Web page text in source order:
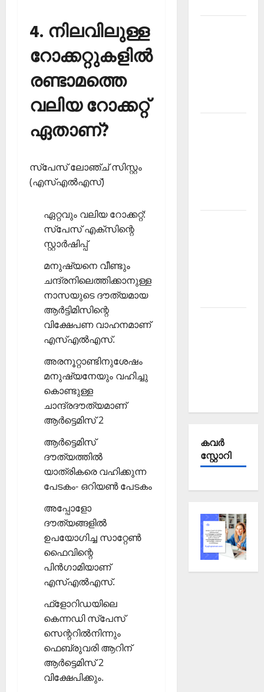
4. നിലവിലുള്ള
റോക്കറ്റുകളില്‍
രണ്ടാമത്തെ
വലിയ റോക്കറ്റ്
ഏതാണ്?
സ്‌പേസ് ലോഞ്ച് സിസ്റ്റം
(എസ്എല്‍എസ്)
ഏറ്റവും വലിയ റോക്കറ്റ്:
സ്‌പേസ് എക്‌സിന്റെ
സ്റ്റാര്‍ഷിപ്പ്
മനുഷ്യനെ വീണ്ടും
ചന്ദ്രനിലെത്തിക്കാനുള്ള
നാസയുടെ ദൗത്യമായ
ആര്‍ട്ടിമിസിന്റെ
വിക്ഷേപണ വാഹനമാണ്
എസ്എല്‍എസ്.
അരനൂറ്റാണ്ടിനുശേഷം
മനുഷ്യനേയും വഹിച്ചു
കൊണ്ടുള്ള
ചാന്ദ്രദൗത്യമാണ്
ആര്‍ട്ടെമിസ് 2
ആര്‍ട്ടെമിസ്
ദൗത്യത്തില്‍
യാത്രികരെ വഹിക്കുന്ന
പേടകം- ഒറിയണ്‍ പേടകം
അപ്പോളോ
ദൗത്യങ്ങളില്‍
ഉപയോഗിച്ച സാറ്റേണ്‍
ഫൈവിന്റെ
പിന്‍ഗാമിയാണ്
എസ്എല്‍എസ്.
ഫ്‌ളോറിഡയിലെ
കെന്നഡി സ്‌പേസ്
സെന്ററില്‍നിന്നും
ഫെബ്രുവരി ആറിന്
ആര്‍ട്ടെമിസ് 2
വിക്ഷേപിക്കും.
കവര്‍
സ്റ്റോറി